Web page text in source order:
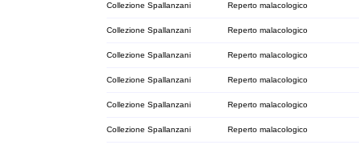
Collezione Spallanzani Reperto malacologico
Collezione Spallanzani Reperto malacologico
Collezione Spallanzani Reperto malacologico
Collezione Spallanzani Reperto malacologico
Collezione Spallanzani Reperto malacologico
Collezione Spallanzani Reperto malacologico